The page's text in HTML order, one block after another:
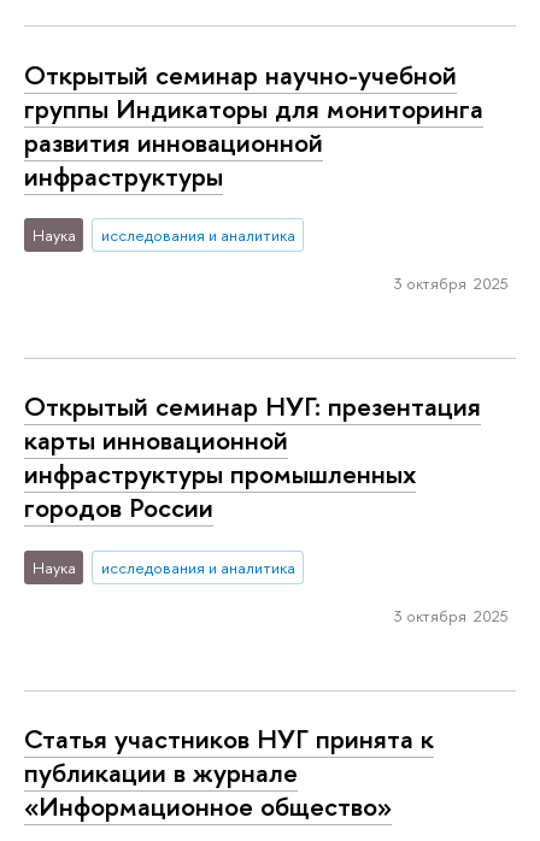
Открытый семинар научно-учебной
группы Индикаторы для мониторинга
развития инновационной
инфраструктуры
Наука исследования и аналитика
3 октября 2025
Открытый семинар НУГ: презентация
карты инновационной
инфраструктуры промышленных
городов России
Наука исследования и аналитика
3 октября 2025
Статья участников НУГ принята к
публикации в журнале
«Информационное общество»